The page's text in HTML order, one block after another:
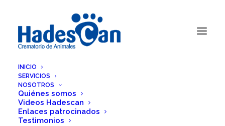
INICIO
SERVICIOS
NOSOTROS
Quiénes somos
Videos Hadescan
Enlaces patrocinados
Testimonios